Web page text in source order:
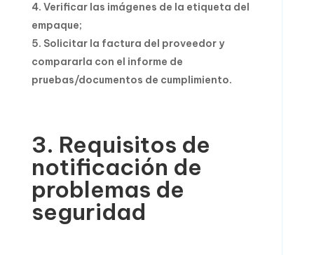
Verificar las imágenes de la etiqueta del
empaque;
Solicitar la factura del proveedor y
compararla con el informe de
pruebas/documentos de cumplimiento.
3. Requisitos de
notificación de
problemas de
seguridad